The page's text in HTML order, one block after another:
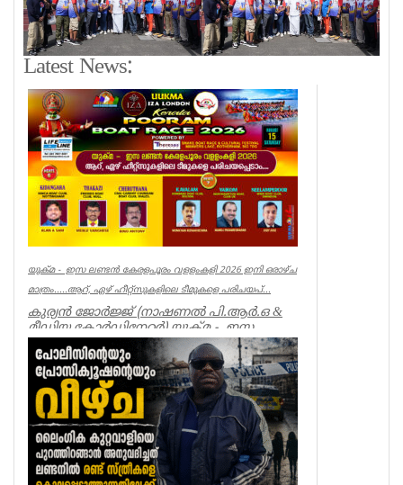
Latest News:
യുക്മ - ഇസ ലണ്ടൻ കേരളപൂരം വളളംകളി 2026 ഇനി ഒരാഴ്ച
മാത്രം.....ആറ്, ഏഴ് ഹീറ്റ്സുകളിലെ ടീമുകളെ പരിചയപ്...
കുര്യൻ ജോർജ്ജ് (നാഷണൽ പി.ആർ.ഒ &
മീഡിയ കോർഡിനേറ്റർ) യുക്മ - ഇസ
ലണ്ടൻ കേരളപൂരം വ...
Associations